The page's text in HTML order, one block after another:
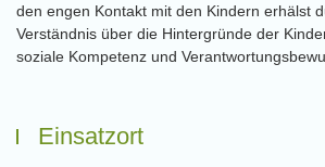
den engen Kontakt mit den Kindern erhälst
Verständnis über die Hintergründe der
soziale Kompetenz und
Einsatzort